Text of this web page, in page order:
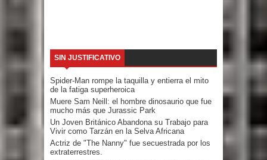
SIN JUSTIFICATIVO
Spider-Man rompe la taquilla y entierra el mito
de la fatiga superheroica
Muere Sam Neill: el hombre dinosaurio que fue
mucho más que Jurassic Park
Un Joven Británico Abandona su Trabajo para
Vivir como Tarzán en la Selva Africana
Actriz de "The Nanny" fue secuestrada por los
extraterrestres.